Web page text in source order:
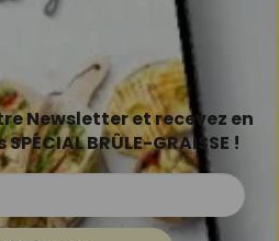
Newsletter et recevez en
BRÛLE-GRAISSE !